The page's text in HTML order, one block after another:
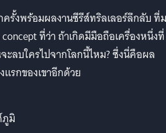
รั้งพร้อมผลงานซีรีส์ทริลเลอร์ลึกลับ ที่
ที่ว่า ถ้าเกิดมีมือถือเครื่องหนึ่งที่
ลบใครไปจากโลกนี้ไหม? ซึ่งนี่คือผล
แรกของเขาอีกด้วย
มิ